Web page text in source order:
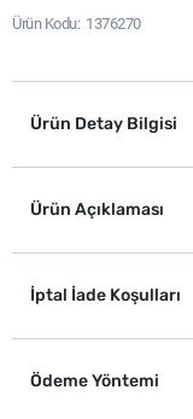
Ürün Kodu 1376270
Ürün Detay Bilgisi
Ürün Açıklaması
İptal İade Koşulları
Ödeme Yöntemi